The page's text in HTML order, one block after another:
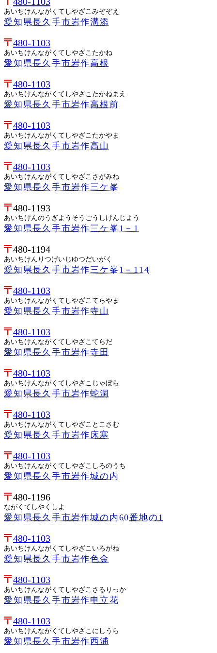
あいちけんながくてしやざこみぞぞえ
愛知県長久手市岩作溝添
480-1103
あいちけんながくてしやざこたかね
愛知県長久手市岩作高根
480-1103
あいちけんながくてしやざこたかねまえ
愛知県長久手市岩作高根前
480-1103
あいちけんながくてしやざこたかやま
愛知県長久手市岩作高山
480-1103
あいちけんながくてしやざこさがみね
愛知県長久手市岩作三ケ峯
480-1193
あいちけんのうぎようそうごうしけんじよう
愛知県長久手市岩作三ケ峯1－1
480-1194
あいちけんりつげいじゆつだいがく
愛知県長久手市岩作三ケ峯1－114
480-1103
あいちけんながくてしやざこてらやま
愛知県長久手市岩作寺山
480-1103
あいちけんながくてしやざこてらだ
愛知県長久手市岩作寺田
480-1103
あいちけんながくてしやざこじゃぼら
愛知県長久手市岩作蛇洞
480-1103
あいちけんながくてしやざことこさむ
愛知県長久手市岩作床寒
480-1103
あいちけんながくてしやざこしろのうち
愛知県長久手市岩作城の内
480-1196
ながくてしやくしよ
愛知県長久手市岩作城の内60番地の1
480-1103
あいちけんながくてしやざこいろがね
愛知県長久手市岩作色金
480-1103
あいちけんながくてしやざこさるりっか
愛知県長久手市岩作申立花
480-1103
あいちけんながくてしやざこにしうら
愛知県長久手市岩作西浦